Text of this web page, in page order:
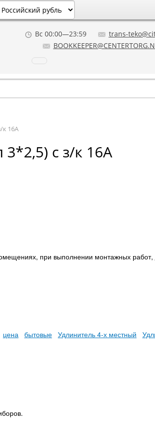
Вс 00:00—23:59
trans-
к 16А
с з/к 16А
при выполнении монтажных
цена бытовые Удлинитель 4-х местный